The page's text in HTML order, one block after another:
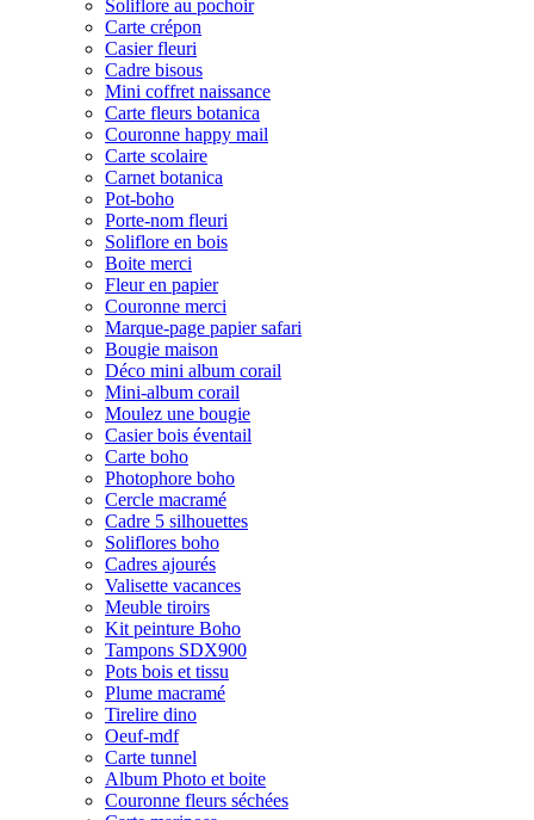
Soliflore au pochoir
Carte crépon
Casier fleuri
Cadre bisous
Mini coffret naissance
Carte fleurs botanica
Couronne happy mail
Carte scolaire
Carnet botanica
Pot-boho
Porte-nom fleuri
Soliflore en bois
Boite merci
Fleur en papier
Couronne merci
Marque-page papier safari
Bougie maison
Déco mini album corail
Mini-album corail
Moulez une bougie
Casier bois éventail
Carte boho
Photophore boho
Cercle macramé
Cadre 5 silhouettes
Soliflores boho
Cadres ajourés
Valisette vacances
Meuble tiroirs
Kit peinture Boho
Tampons SDX900
Pots bois et tissu
Plume macramé
Tirelire dino
Oeuf-mdf
Carte tunnel
Album Photo et boite
Couronne fleurs séchées